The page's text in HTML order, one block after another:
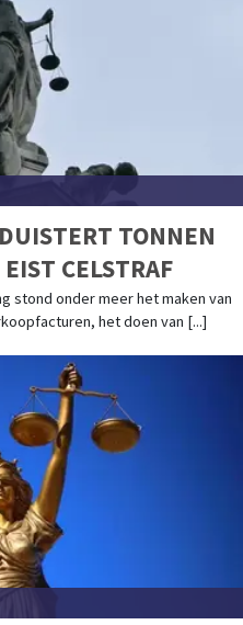
TONNEN
CELSTRAF
stond onder meer het maken van
het doen van [...]